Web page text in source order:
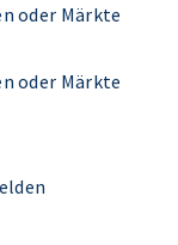
oder Märkte
oder Märkte